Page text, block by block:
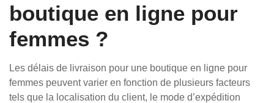
boutique en ligne pour
femmes ?
Les délais de livraison pour une boutique en ligne pour
femmes peuvent varier en fonction de plusieurs facteurs
tels que la localisation du client, le mode d’expédition